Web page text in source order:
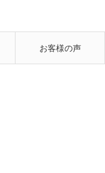
お客様の声